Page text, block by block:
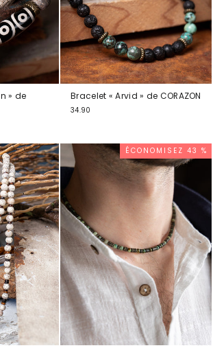
» de
Bracelet « Arvid » de CORAZON
34.90
ÉCONOMISEZ 43 %